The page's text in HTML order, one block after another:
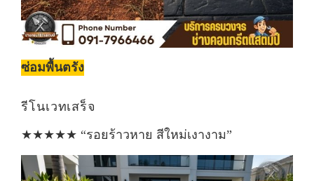
ซ่อมพื้นตรัง
รีโนเวทเสร็จ
★★★★★ “รอยร้าวหาย สีใหม่เงางาม”